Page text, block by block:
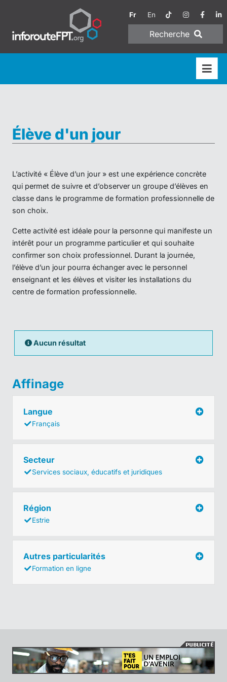
Fr En
Recherche
Élève d'un jour
L’activité « Élève d’un jour » est une expérience concrète
qui permet de suivre et d’observer un groupe d’élèves en
classe dans le programme de formation professionnelle de
son choix.
Cette activité est idéale pour la personne qui manifeste un
intérêt pour un programme particulier et qui souhaite
confirmer son choix professionnel. Durant la journée,
l’élève d’un jour pourra échanger avec le personnel
enseignant et les élèves et visiter les installations du
centre de formation professionnelle.
Aucun résultat
Affinage
Langue
Français
Secteur
Services sociaux, éducatifs et juridiques
Région
Estrie
Autres particularités
Formation en ligne